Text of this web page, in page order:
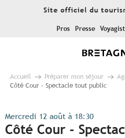
Site officiel du
Pros Presse
Accueil Préparer mon séjour
Côté Cour - Spectacle tout public
Mercredi 12 août à 18:30
Côté Cour -